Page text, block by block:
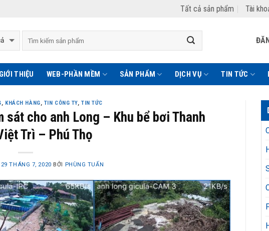
Tất cả sản phẩm Tài
GIỚI THIỆU WEB-PHẦN MỀM SẢN PHẨM DỊCH VỤ TIN TỨC
, KHÁCH HÀNG, TIN CÔNG TY,TIN TỨC
cho anh Long – Khu bể bơi Thanh
Trì – Phú Thọ
29 THÁNG 7, 2020 BỞI PHÙNG TUẤN